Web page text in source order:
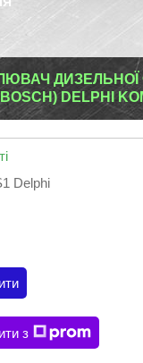
ДИЗЕЛЬНОЇ
DELPHI
Delphi
з